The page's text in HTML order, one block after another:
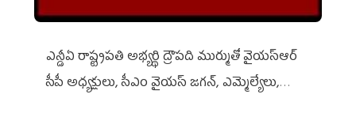
ఎన్డీఏ రాష్ట్ర‌ప‌తి అభ్య‌ర్థి ద్రౌప‌ది ముర్ముతో వైయ‌స్ఆర్
సీపీ అధ్య‌క్షులు, సీఎం వైయ‌స్ జ‌గ‌న్, ఎమ్మెల్యేలు,